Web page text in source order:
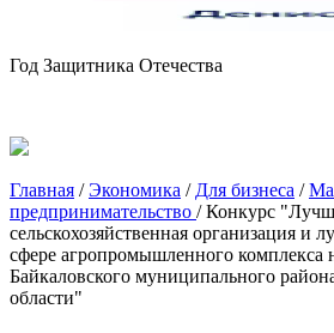
Год Защитника Отечества
Главная /Экономика / Для бизнеса /
предпринимательство /Конкурс
сельскохозяйственная организация и
сфере агропромышленного комплекса
Байкаловского муниципального
области"